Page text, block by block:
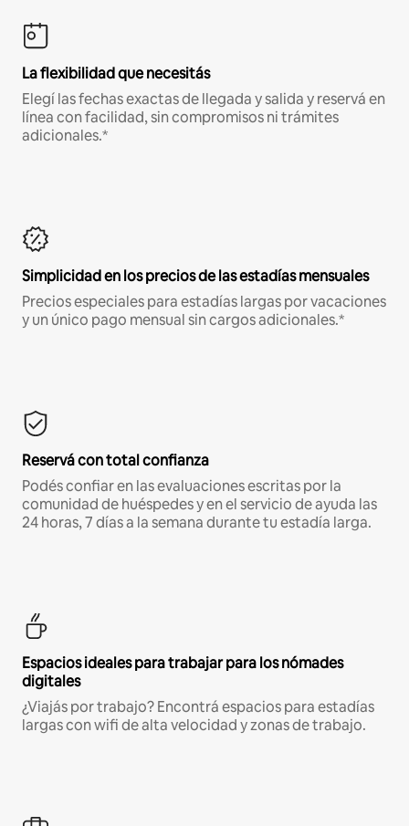
La flexibilidad que necesitás
Elegí las fechas exactas de llegada y salida y reservá en
línea con facilidad, sin compromisos ni trámites
adicionales.*
Simplicidad en los precios de las estadías mensuales
Precios especiales para estadías largas por vacaciones
y un único pago mensual sin cargos adicionales.*
Reservá con total confianza
Podés confiar en las evaluaciones escritas por la
comunidad de huéspedes y en el servicio de ayuda las
24 horas, 7 días a la semana durante tu estadía larga.
Espacios ideales para trabajar para los nómades
digitales
¿Viajás por trabajo? Encontrá espacios para estadías
largas con wifi de alta velocidad y zonas de trabajo.